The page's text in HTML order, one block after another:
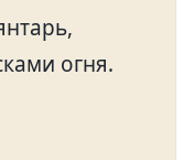
огня.